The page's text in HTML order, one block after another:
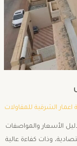
اعمار الشرقية للمقاولات
الأسعار والمواصفات
وذات كفاءة عالية